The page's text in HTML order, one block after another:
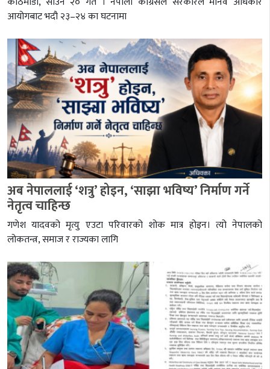
आयोगबाट भदौ २३–२४ का घटनामा
अब नेपाललाई ‘शत्रु’ होइन, ‘साझा भविष्य’ निर्माण गर्ने
नेतृत्व चाहिन्छ
गणेश यादवको मृत्यु एउटा परिवारको शोक मात्र होइन। त्यो नेपालको
लोकतन्त्र, समाज र राज्यका लागि